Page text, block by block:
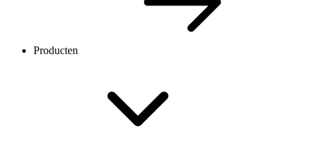
Producten